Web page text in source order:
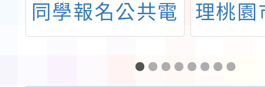
同學報名公共電
視兒少科普節目
「鹹魚小隊第二
理桃園
幼童
章基